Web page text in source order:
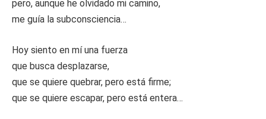
pero, aunque he olvidado mi camino,
me guía la subconsciencia…
Hoy siento en mí una fuerza
que busca desplazarse,
que se quiere quebrar, pero está firme;
que se quiere escapar, pero está entera…